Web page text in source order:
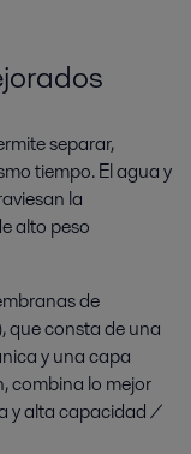
separar,
tiempo. El agua y
la
alto peso
de
consta de una
y una capa
combina lo mejor
y alta capacidad /